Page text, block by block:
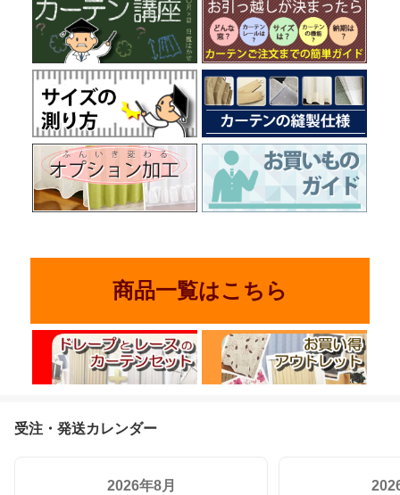
受注・発送カレンダー
2026年8月